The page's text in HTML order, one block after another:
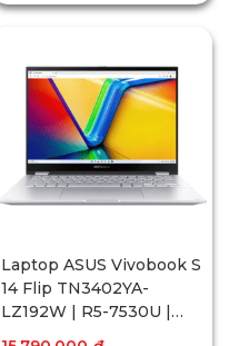
14 inch WQXGA+ OLED |
Laptop ASUS Vivobook S
14 Flip TN3402YA-
LZ192W | R5-7530U |
RAM 16GB | 512GB SSD |